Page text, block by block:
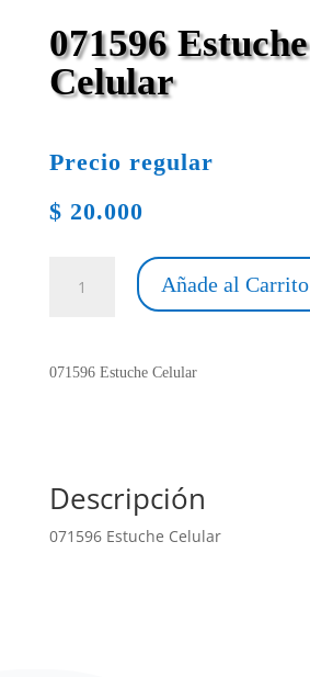
071596 Estuche
Celular
Precio regular
$ 20.000
Estuche
Añade al Carrito
071596 Estuche Celular
Descripción
071596 Estuche Celular